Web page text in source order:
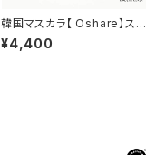
韓国マスカラ【 Oshare】スキ
ニーブラックセラム
¥4,400